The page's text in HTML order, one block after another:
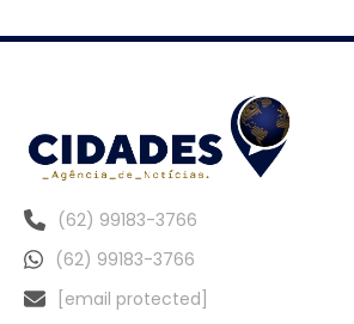
(62) 99183-3766
(62) 99183-3766
[email protected]